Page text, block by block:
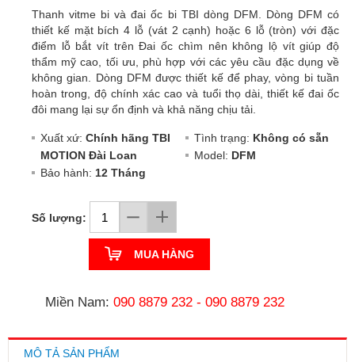
Thanh vitme bi và đai ốc bi TBI dòng DFM. Dòng DFM có
thiết kế mặt bích 4 lỗ (vát 2 cạnh) hoặc 6 lỗ (tròn) với đặc
điểm lỗ bắt vít trên Đai ốc chìm nên không lộ vít giúp độ
thẩm mỹ cao, tối ưu, phù hợp với các yêu cầu đặc dụng về
không gian. Dòng DFM được thiết kế để phay, vòng bi tuần
hoàn trong, độ chính xác cao và tuổi thọ dài, thiết kế đai ốc
đôi mang lại sự ổn định và khả năng chịu tải.
Xuất xứ: Chính hãng TBI
MOTION Đài Loan
Tình trạng: Không có sẵn
Model: DFM
Bảo hành: 12 Tháng
Số lượng:
MUA HÀNG
Miền Nam: 090 8879 232 - 090 8879 232
MÔ TẢ SẢN PHẨM